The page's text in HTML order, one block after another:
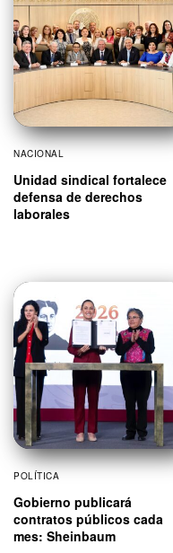
NACIONAL
Unidad sindical fortalece
defensa de derechos
laborales
POLÍTICA
Gobierno publicará
contratos públicos cada
mes: Sheinbaum